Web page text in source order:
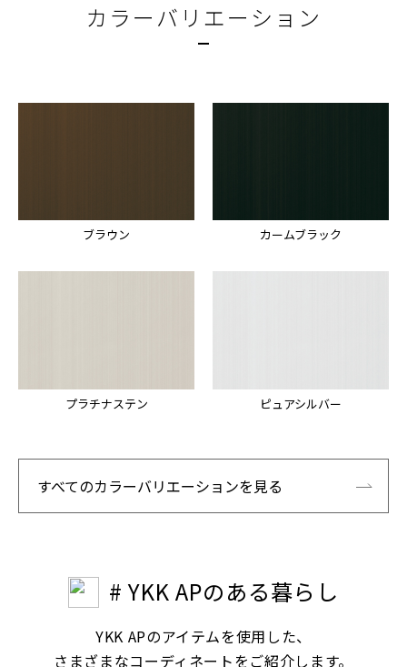
カラーバリエーション
ブラウン カームブラック
プラチナステン ピュアシルバー
すべてのカラーバリエーションを見る
# YKK APのある暮らし
YKK APのアイテムを使用した、
さまざまなコーディネートをご紹介します。